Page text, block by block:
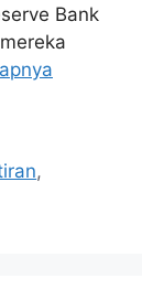
Bank
,